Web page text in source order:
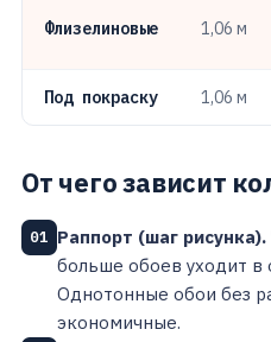
Флизелиновые 1,06 м
Под покраску 1,06 м
От чего зависит
01 Раппорт (шаг рисунка).
больше обоев уходит в
Однотонные обои без
экономичные.